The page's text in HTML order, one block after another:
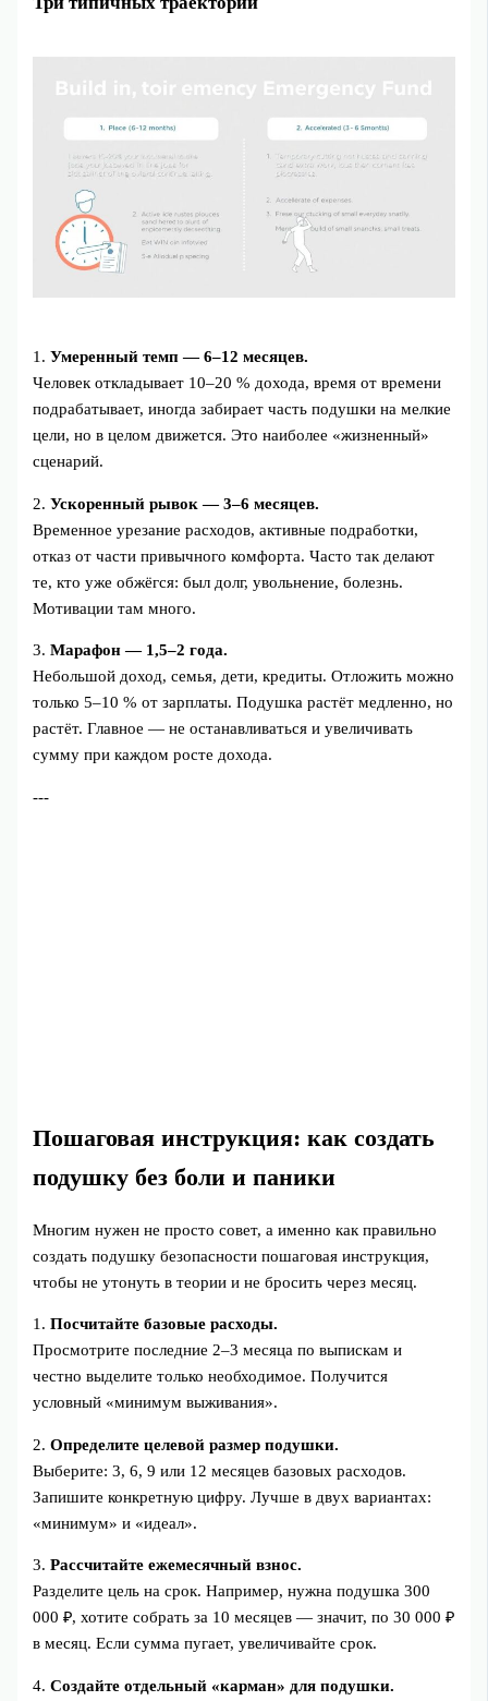
1.Умеренный темп — 6–12 месяцев.
Человек откладывает 10–20 % дохода, время от времени
подрабатывает, иногда забирает часть подушки на мелкие
цели, но в целом движется. Это наиболее «жизненный»
сценарий.
2.Ускоренный рывок — 3–6 месяцев.
Временное урезание расходов, активные подработки,
отказ от части привычного комфорта. Часто так делают
те, кто уже обжёгся: был долг, увольнение, болезнь.
Мотивации там много.
3.Марафон — 1,5–2 года.
Небольшой доход, семья, дети, кредиты. Отложить можно
только 5–10 % от зарплаты. Подушка растёт медленно, но
растёт. Главное — не останавливаться и увеличивать
сумму при каждом росте дохода.
---
Пошаговая инструкция: как создать
подушку без боли и паники
Многим нужен не просто совет, а именно как правильно
создать подушку безопасности пошаговая инструкция,
чтобы не утонуть в теории и не бросить через месяц.
1.Посчитайте базовые расходы.
Просмотрите последние 2–3 месяца по выпискам и
честно выделите только необходимое. Получится
условный «минимум выживания».
2.Определите целевой размер подушки.
Выберите: 3, 6, 9 или 12 месяцев базовых расходов.
Запишите конкретную цифру. Лучше в двух вариантах:
«минимум» и «идеал».
3.Рассчитайте ежемесячный взнос.
Разделите цель на срок. Например, нужна подушка 300
000 ₽, хотите собрать за 10 месяцев — значит, по 30 000 ₽
в месяц. Если сумма пугает, увеличивайте срок.
4.Создайте отдельный «карман» для подушки.